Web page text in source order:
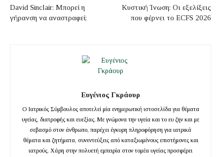
David Sinclair: Μπορεί η
γήρανση να αναστραφεί;
Κυστική Ίνωση: Οι εξελίξεις
που φέρνει το ECFS 2026
Ευγένιος Γκράουρ
Ο Ιατρικός Σύμβουλος αποτελεί μία ενημερωτική ιστοσελίδα για θέματα
υγείας, διατροφής και ευεξίας. Με γνώμονα την υγεία και το ευ ζην και με
σεβασμό στον άνθρωπο, παρέχει έγκυρη πληροφόρηση για ιατρικά
θέματα και ζητήματα, συνεντεύξεις από καταξιωμένους επιστήμονες και
ιατρούς. Χάρη στην πολυετή εμπειρία στον τομέα υγείας προσφέρει